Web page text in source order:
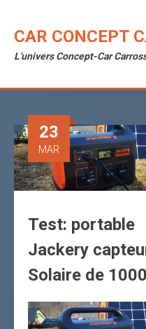
content
CAR CONCEPT
L'univers Concept-Car
23
MAR
Test: portable
Jackery
Solaire de